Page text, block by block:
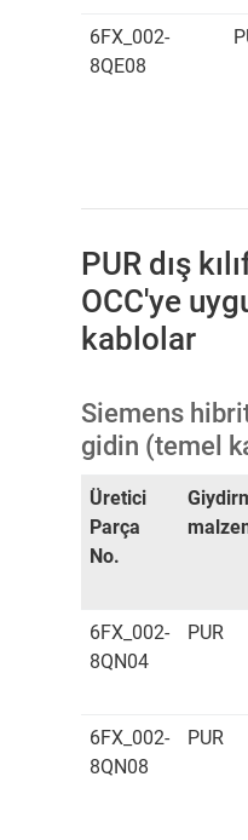
6FX_002-
8QE08
PUR dış
OCC'ye
kablolar
Siemens
gidin (temel
Üretici
Parça
No.
6FX_002-
8QN04
PUR
6FX_002-
8QN08
PUR